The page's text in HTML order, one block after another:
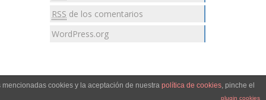
RSS de los comentarios
WordPress.org
cookies y la aceptación de nuestra política de cookies, pinche el
plugin cookies